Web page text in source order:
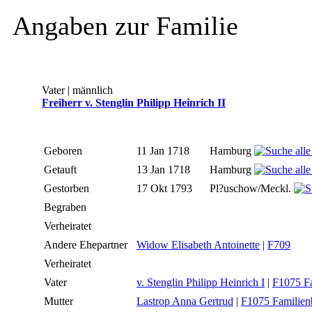
Angaben zur Familie
Vater | männlich
Freiherr v. Stenglin Philipp Heinrich II
Geboren 11 Jan 1718
Hamburg
Getauft
13 Jan 1718
Hamburg
Gestorben
17 Okt 1793
Pl?uschow/Meckl.
Begraben
Verheiratet
Andere Ehepartner
Widow Elisabeth Antoinette | F709
Verheiratet
Vater
v. Stenglin Philipp Heinrich I | F1075
Mutter
Lastrop Anna Gertrud | F1075